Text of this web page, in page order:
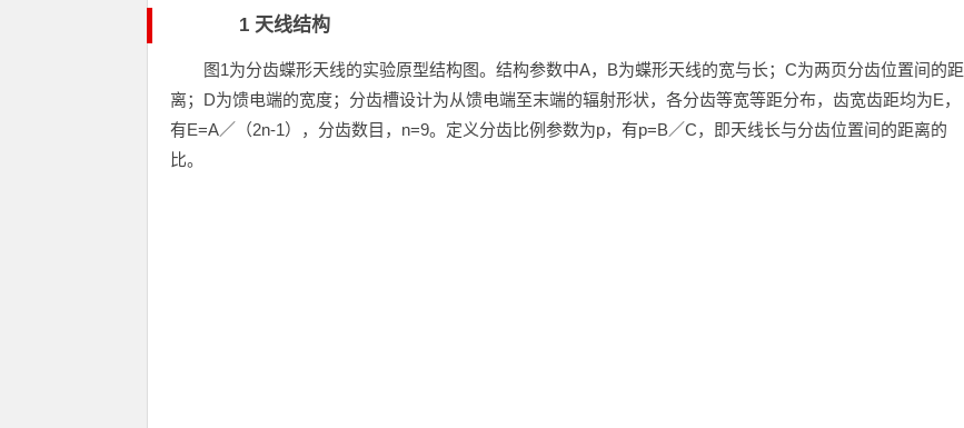
1 天线结构
图1为分齿蝶形天线的实验原型结构图。结构参数中A，B为蝶形天线的宽与长；C为两页分齿位置间的距
离；D为馈电端的宽度；分齿槽设计为从馈电端至末端的辐射形状，各分齿等宽等距分布，齿宽齿距均为E，
有E=A／（2n-1），分齿数目，n=9。定义分齿比例参数为p，有p=B／C，即天线长与分齿位置间的距离的
比。